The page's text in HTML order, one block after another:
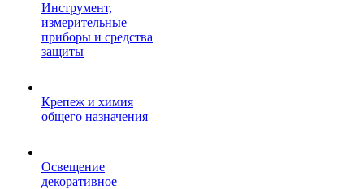
Инструмент,
измерительные
приборы и средства
защиты
Крепеж и химия
общего назначения
Освещение
декоративное